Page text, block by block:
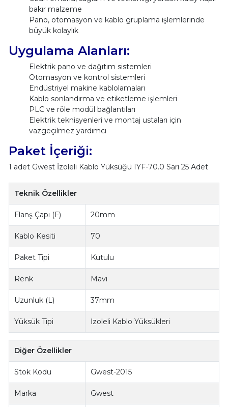
bakır malzeme
Pano, otomasyon ve kablo gruplama işlemlerinde
büyük kolaylık
Uygulama Alanları:
Elektrik pano ve dağıtım sistemleri
Otomasyon ve kontrol sistemleri
Endüstriyel makine kablolamaları
Kablo sonlandırma ve etiketleme işlemleri
PLC ve röle modül bağlantıları
Elektrik teknisyenleri ve montaj ustaları için
vazgeçilmez yardımcı
Paket İçeriği:
1 adet Gwest İzoleli Kablo Yüksüğü IYF-70.0 Sarı 25 Adet
Teknik Özellikler
Flanş Çapı (F) 20mm
Kablo Kesiti 70
Paket Tipi Kutulu
Renk Mavi
Uzunluk (L) 37mm
Yüksük Tipi İzoleli Kablo Yüksükleri
Diğer Özellikler
Stok Kodu Gwest-2015
Marka Gwest